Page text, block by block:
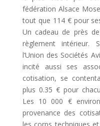
fédération Alsace
tout que 114 € pour
Un cadeau de près
règlement intérieur.
l’Union des Sociétés
incité aussi ses
cotisation, se
plus 0.35 € pour
Les 10 000 €
provenance des